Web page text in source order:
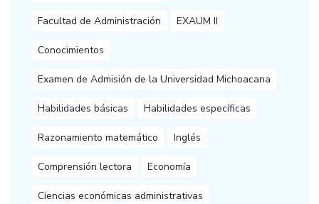
Facultad de Administración EXAUM II
Conocimientos
Examen de Admisión de la Universidad Michoacana
Habilidades básicas Habilidades específicas
Razonamiento matemático Inglés
Comprensión lectora Economía
Ciencias económicas administrativas